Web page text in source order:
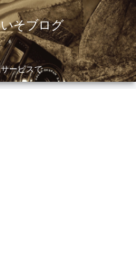
そブログ
ービスで